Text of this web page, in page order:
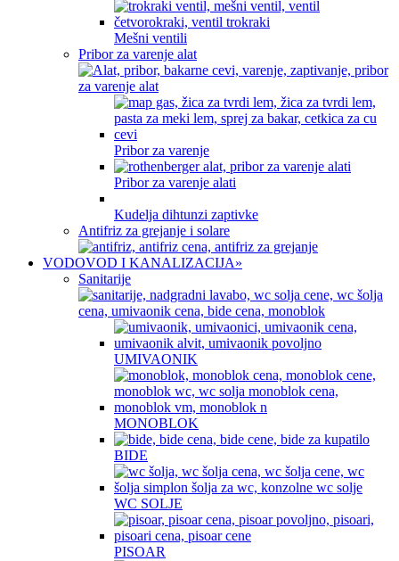
Mešni ventili
Pribor za varenje alat
Pribor za varenje
Pribor za varenje alati
Kudelja dihtunzi zaptivke
Antifriz za grejanje i solare
VODOVOD I KANALIZACIJA»
Sanitarije
UMIVAONIK
MONOBLOK
BIDE
WC SOLJE
PISOAR